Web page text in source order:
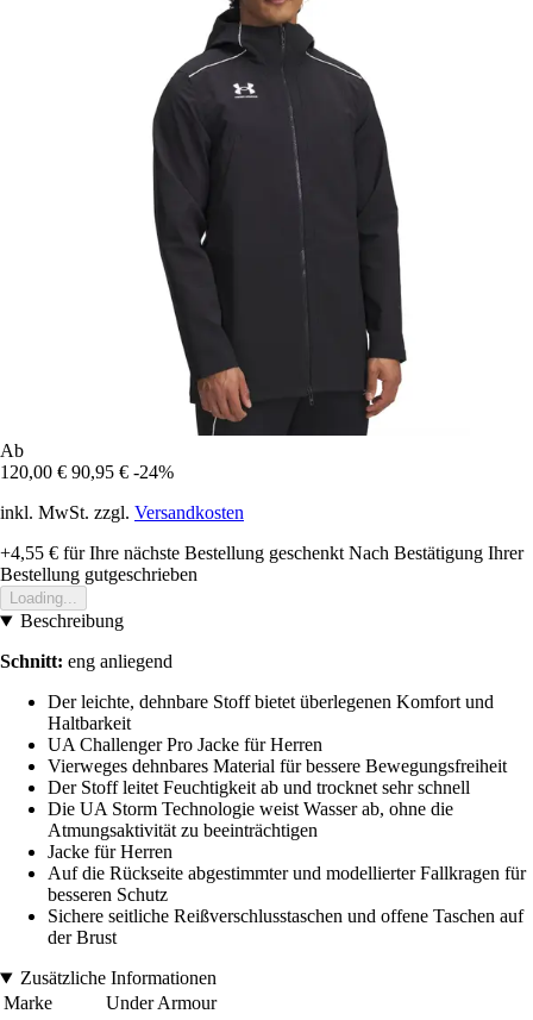
Ab
120,00 € 90,95 € -24%
inkl. MwSt. zzgl. Versandkosten
+4,55 € für Ihre nächste Bestellung geschenkt Nach Bestätigung Ihrer
Bestellung gutgeschrieben
Loading...
Beschreibung
Schnitt: eng anliegend
Der leichte, dehnbare Stoff bietet überlegenen Komfort und
Haltbarkeit
UA Challenger Pro Jacke für Herren
Vierweges dehnbares Material für bessere Bewegungsfreiheit
Der Stoff leitet Feuchtigkeit ab und trocknet sehr schnell
Die UA Storm Technologie weist Wasser ab, ohne die
Atmungsaktivität zu beeinträchtigen
Jacke für Herren
Auf die Rückseite abgestimmter und modellierter Fallkragen für
besseren Schutz
Sichere seitliche Reißverschlusstaschen und offene Taschen auf
der Brust
Zusätzliche Informationen
Marke
Under Armour